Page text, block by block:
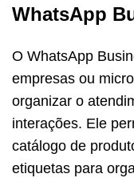
WhatsApp
O WhatsApp
empresas ou
organizar o
interações. Ele
catálogo de
etiquetas para